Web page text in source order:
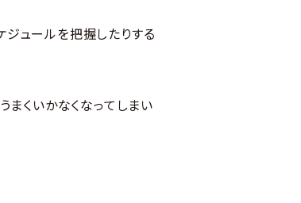
ュールを把握したりする
まくいかなくなってしまい